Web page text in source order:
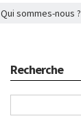
Qui sommes-nous ?
Recherche